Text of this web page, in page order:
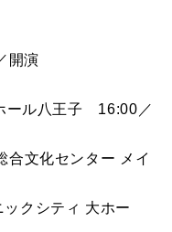
開演
ル八王子 16:00／
文化センター メイ
クシティ 大ホー